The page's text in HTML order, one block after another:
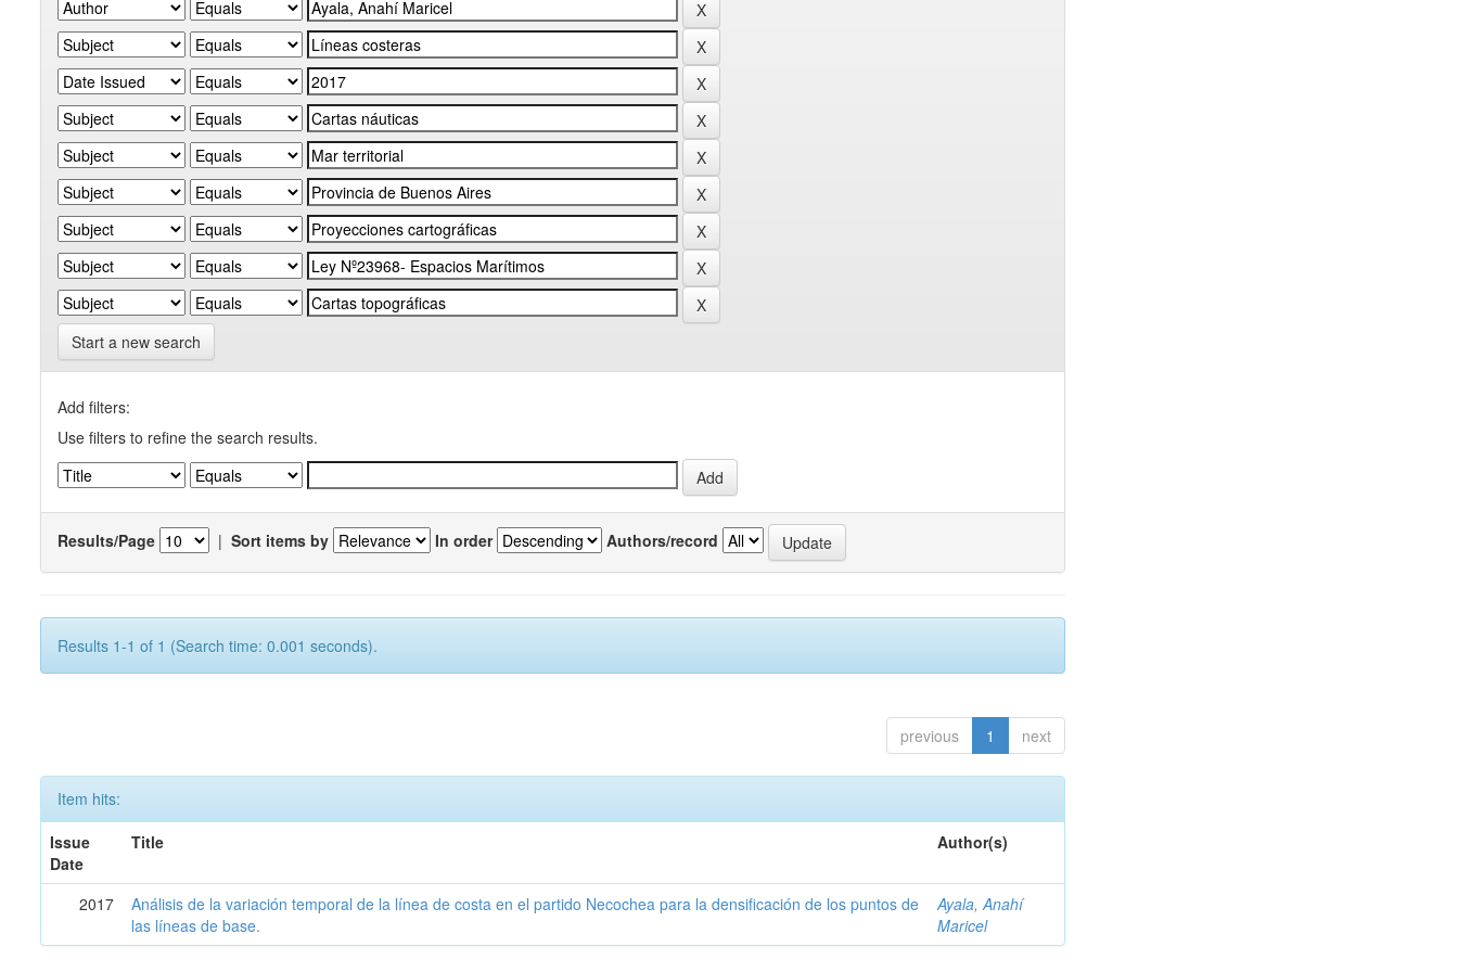
Start a new search
Add filters:
Use filters to refine the search results.
Results/Page | Sort items by In order Authors/record
Results 1-1 of 1 (Search time: 0.001 seconds).
previous 1 next
Item hits:
Issue
Date
Title Author(s)
2017
Análisis de la variación temporal de la línea de costa en el partido Necochea para la densificación de los puntos de
las líneas de base.
Ayala, Anahí
Maricel